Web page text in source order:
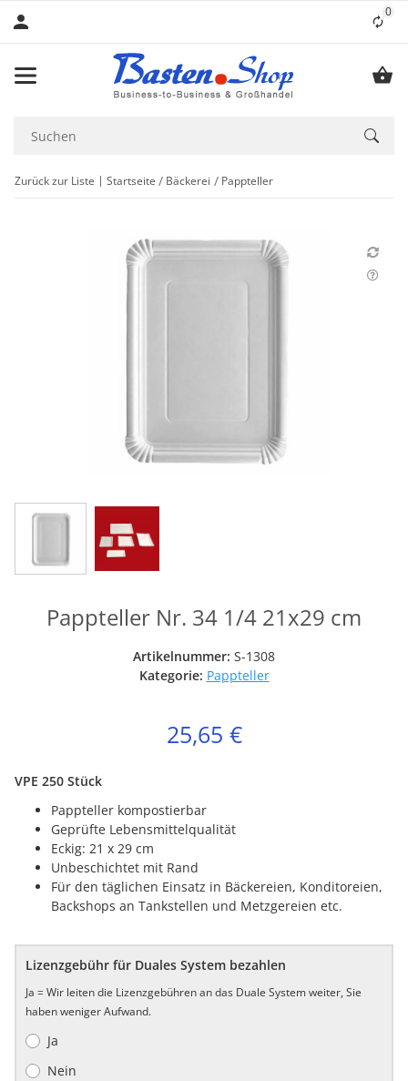
0
Zurück zur Liste Startseite Bäckerei Pappteller
Pappteller Nr. 34 1/4 21x29 cm
Artikelnummer: S-1308
Kategorie: Pappteller
25,65 €
VPE 250 Stück
Pappteller kompostierbar
Geprüfte Lebensmittelqualität
Eckig: 21 x 29 cm
Unbeschichtet mit Rand
Für den täglichen Einsatz in Bäckereien, Konditoreien,
Backshops an Tankstellen und Metzgereien etc.
Lizenzgebühr für Duales System bezahlen
Ja = Wir leiten die Lizenzgebühren an das Duale System weiter, Sie
haben weniger Aufwand.
Ja
Nein